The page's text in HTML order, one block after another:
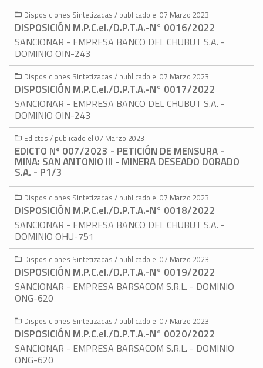
Disposiciones Sintetizadas / publicado el 07 Marzo 2023
DISPOSICIÓN M.P.C.eI./D.P.T.A.-N° 0016/2022
SANCIONAR - EMPRESA BANCO DEL CHUBUT S.A. -
DOMINIO OIN-243
Disposiciones Sintetizadas / publicado el 07 Marzo 2023
DISPOSICIÓN M.P.C.eI./D.P.T.A.-N° 0017/2022
SANCIONAR - EMPRESA BANCO DEL CHUBUT S.A. -
DOMINIO OIN-243
Edictos / publicado el 07 Marzo 2023
EDICTO Nº 007/2023 - PETICIÓN DE MENSURA -
MINA: SAN ANTONIO III - MINERA DESEADO DORADO
S.A. - P1/3
Disposiciones Sintetizadas / publicado el 07 Marzo 2023
DISPOSICIÓN M.P.C.eI./D.P.T.A.-N° 0018/2022
SANCIONAR - EMPRESA BANCO DEL CHUBUT S.A. -
DOMINIO OHU-751
Disposiciones Sintetizadas / publicado el 07 Marzo 2023
DISPOSICIÓN M.P.C.eI./D.P.T.A.-N° 0019/2022
SANCIONAR - EMPRESA BARSACOM S.R.L. - DOMINIO
ONG-620
Disposiciones Sintetizadas / publicado el 07 Marzo 2023
DISPOSICIÓN M.P.C.eI./D.P.T.A.-N° 0020/2022
SANCIONAR - EMPRESA BARSACOM S.R.L. - DOMINIO
ONG-620